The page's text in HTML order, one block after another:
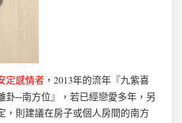
定感情者 ， 2013年的流年『九紫喜
卦─南方位』，若已經戀愛多年，另
，則建議在房子或個人房間的南方